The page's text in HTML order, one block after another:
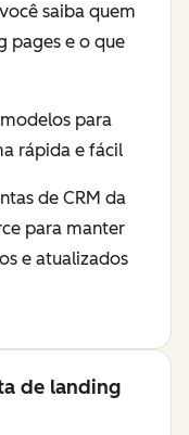
saiba quem
pages e o que
para
rápida e fácil
de CRM da
para manter
e atualizados
de landing